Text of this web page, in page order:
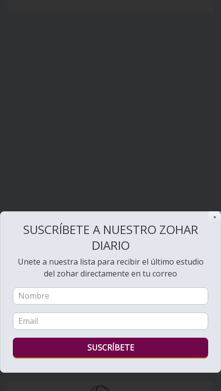
Bienvenido al Zohar
Ver videos de Lectura de la Torá
✕
SUSCRÍBETE A NUESTRO ZOHAR
DIARIO
Unete a nuestra lista para recibir el último estudio
del zohar directamente en tu correo